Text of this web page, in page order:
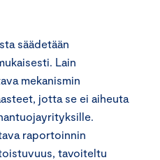
säädetään
Lain
mekanismin
jotta se ei aiheuta
raportoinnin
tavoiteltu